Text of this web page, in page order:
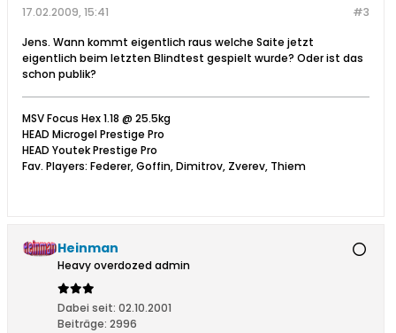
#3
17.02.2009, 15:41
Jens. Wann kommt eigentlich raus welche Saite jetzt
eigentlich beim letzten Blindtest gespielt wurde? Oder ist das
schon publik?
MSV Focus Hex 1.18 @ 25.5kg
HEAD Microgel Prestige Pro
HEAD Youtek Prestige Pro
Fav. Players: Federer, Goffin, Dimitrov, Zverev, Thiem
Heinman
Heavy overdozed admin
Dabei seit: 02.10.2001
Beiträge: 2996